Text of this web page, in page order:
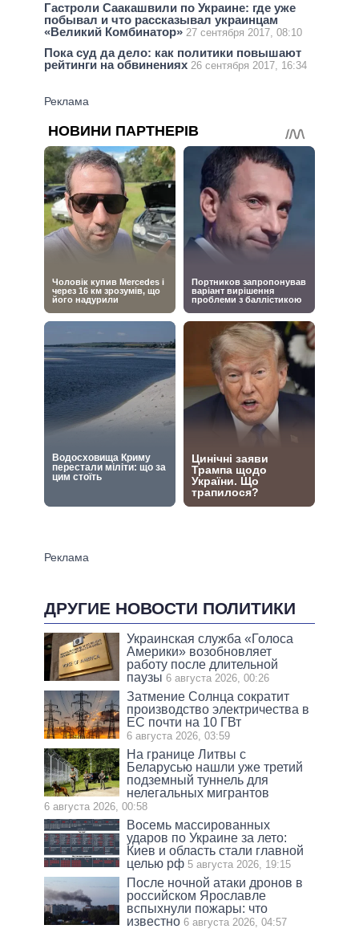
Гастроли Саакашвили по Украине: где уже
побывал и что рассказывал украинцам
«Великий Комбинатор» 27 сентября 2017, 08:10
Пока суд да дело: как политики повышают
рейтинги на обвинениях 26 сентября 2017, 16:34
ДРУГИЕ НОВОСТИ ПОЛИТИКИ
Украинская служба «Голоса
Америки» возобновляет
работу после длительной
паузы 6 августа 2026, 00:26
Затмение Солнца сократит
производство электричества в
ЕС почти на 10 ГВт
6 августа 2026, 03:59
На границе Литвы с
Беларусью нашли уже третий
подземный туннель для
нелегальных мигрантов
6 августа 2026, 00:58
Восемь массированных
ударов по Украине за лето:
Киев и область стали главной
целью рф 5 августа 2026, 19:15
После ночной атаки дронов в
российском Ярославле
вспыхнули пожары: что
известно 6 августа 2026, 04:57